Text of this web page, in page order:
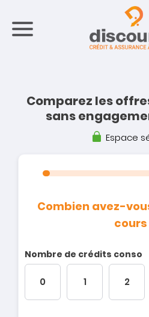
Comparez les
sans
Espace
Combien avez-
cours
Nombre de crédits conso
0 1 2